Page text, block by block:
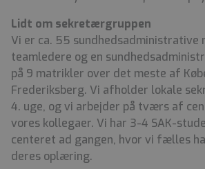
Lidt om sekretærgruppen
Vi er ca. 55 sundhedsadministrative
teamledere og en
på 9 matrikler over det meste af
Frederiksberg. Vi afholder lokale
4. uge, og vi arbejder på tværs af
vores kollegaer. Vi har 3-4 SAK-
centeret ad gangen, hvor vi fælles
deres oplæring.